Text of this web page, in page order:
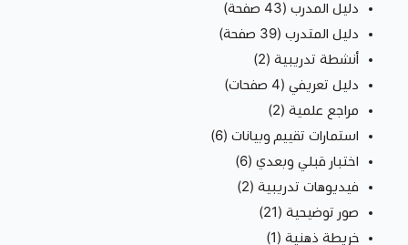
دليل المدرب (43 صفحة)
دليل المتدرب (39 صفحة)
أنشطة تدريبية (2)
دليل تعريفي (4 صفحات)
مراجع علمية (2)
استمارات تقييم وبيانات (6)
اختبار قبلي وبعدي (6)
فيديوهات تدريبية (2)
صور توضيحية (21)
خريطة ذهنية (1)